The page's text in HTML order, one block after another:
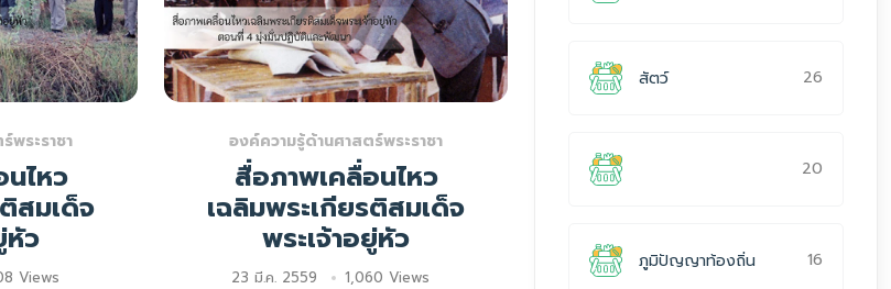
พระราชา
ไหว
สมเด็จ
หัว
Views
องค์ความรู้ด้านศาสตร์พระราชา
สื่อภาพเคลื่อนไหว
เฉลิมพระเกียรติสมเด็จ
พระเจ้าอยู่หัว
23 มี.ค. 2559 1,060 Views
สัตว์ 26
20
ภูมิปัญญาท้องถิ่น 16